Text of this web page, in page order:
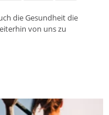
die Gesundheit die
von uns zu